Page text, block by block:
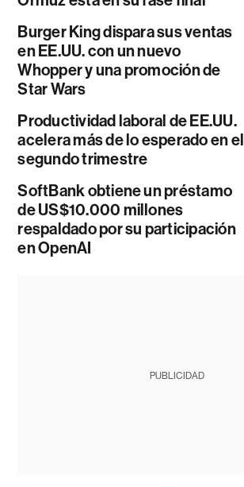
Burger King dispara sus ventas
en EE.UU. con un nuevo
Whopper y una promoción de
Star Wars
Productividad laboral de EE.UU.
acelera más de lo esperado en el
segundo trimestre
SoftBank obtiene un préstamo
de US$10.000 millones
respaldado por su participación
en OpenAI
PUBLICIDAD